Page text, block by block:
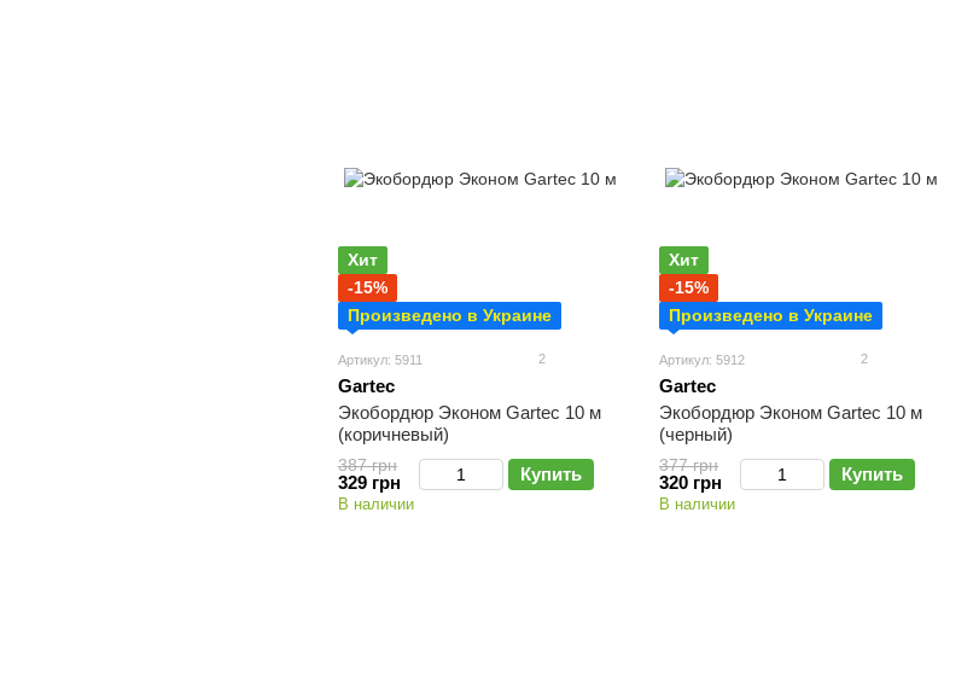
Хит
-15%
Произведено в Украине
Артикул: 5911 2
Gartec
Экобордюр Эконом Gartec 10 м
(коричневый)
387 грн
329 грн Купить
В наличии
Хит
-15%
Произведено в Украине
Артикул: 5912 2
Gartec
Экобордюр Эконом Gartec 10 м
(черный)
377 грн
320 грн Купить
В наличии